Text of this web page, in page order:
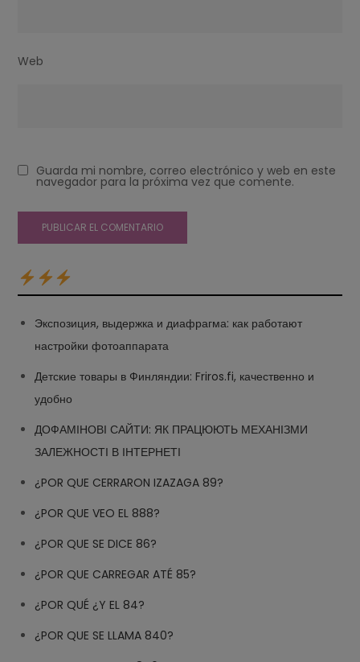
Web
Guarda mi nombre, correo electrónico y web en este
navegador para la próxima vez que comente.
Экспозиция, выдержка и диафрагма: как работают
настройки фотоаппарата
Детские товары в Финляндии: Friros.fi, качественно и
удобно
ДОФАМІНОВІ САЙТИ: ЯК ПРАЦЮЮТЬ МЕХАНІЗМИ
ЗАЛЕЖНОСТІ В ІНТЕРНЕТІ
¿POR QUE CERRARON IZAZAGA 89?
¿POR QUE VEO EL 888?
¿POR QUE SE DICE 86?
¿POR QUE CARREGAR ATÉ 85?
¿POR QUÉ ¿Y EL 84?
¿POR QUE SE LLAMA 840?